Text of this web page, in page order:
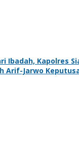
Ibadah, Kapolres
Arif-Jarwo